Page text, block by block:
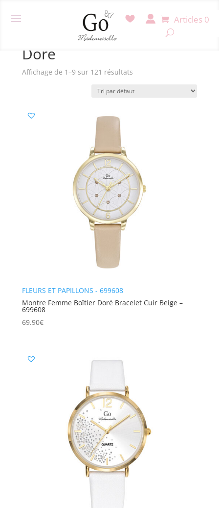
Articles 0
/ Produit Couleur boitier / Doré
Doré
Affichage de 1–9 sur 121 résultats
FLEURS ET PAPILLONS - 699608
Montre Femme Boîtier Doré Bracelet Cuir Beige –
699608
69.90€